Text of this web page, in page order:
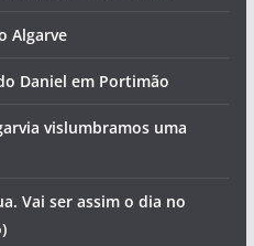
Algarve
Daniel em Portimão
vislumbramos uma
Vai ser assim o dia no